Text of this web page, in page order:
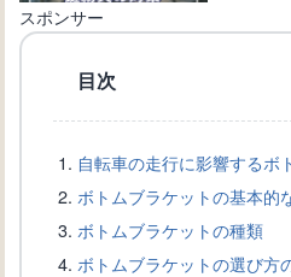
順と必
自転車
の選び
スポンサー
目次
自転車の走行に影響するボ
ボトムブラケットの基本的
ボトムブラケットの種類
ボトムブラケットの選び方